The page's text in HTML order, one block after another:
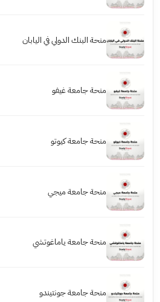
منحة البنك الدولي في اليابان
منحة جامعة غيفو
منحة جامعة كيوتو
منحة جامعة ميجي
منحة جامعة ياماغوتشي
منحة جامعة جونتيندو